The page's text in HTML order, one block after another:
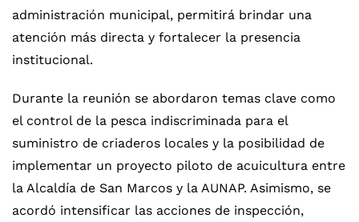
administración municipal, permitirá brindar una
atención más directa y fortalecer la presencia
institucional.
Durante la reunión se abordaron temas clave como
el control de la pesca indiscriminada para el
suministro de criaderos locales y la posibilidad de
implementar un proyecto piloto de acuicultura entre
la Alcaldía de San Marcos y la AUNAP. Asimismo, se
acordó intensificar las acciones de inspección,